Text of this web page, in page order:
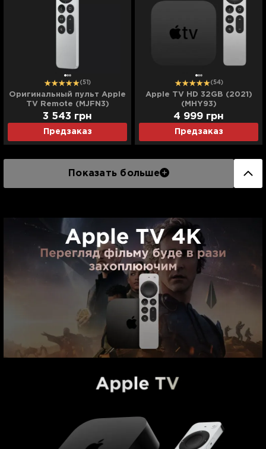
(51)
Оригинальный пульт Apple
TV Remote (MJFN3)
Предзаказ
3 543 грн
(54)
Apple TV HD 32GB (2021)
(MHY93)
Предзаказ
4 999 грн
Показать больше